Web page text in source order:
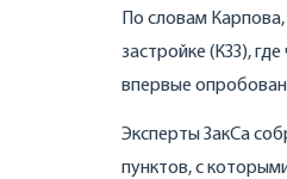
По словам
застройке (КЗЗ),
впервые
Эксперты ЗакСа
пунктов, с